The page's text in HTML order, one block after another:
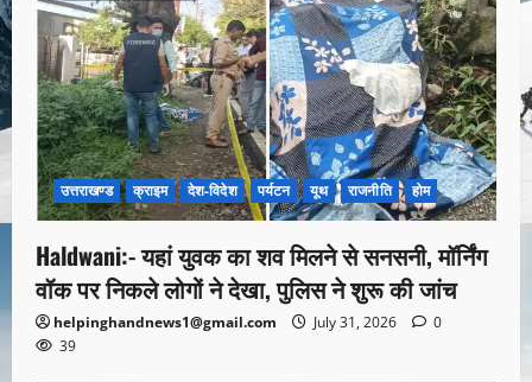
उत्तराखण्ड क्राइम देश-विदेश पर्यटन यूथ राजनीति होम
Haldwani:- यहां युवक का शव मिलने से सनसनी, मॉर्निंग
वॉक पर निकले लोगों ने देखा, पुलिस ने शुरू की जांच
helpinghandnews1@gmail.com July 31, 2026
0
39